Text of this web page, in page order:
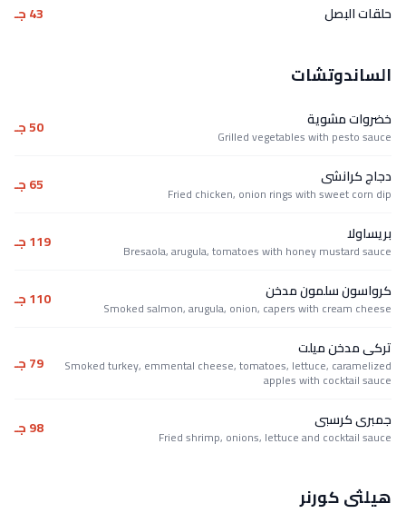
حلقات البصل 43 جـ
الساندوتشات
خضروات مشوية
Grilled vegetables with pesto sauce 50 جـ
دجاج كرانشى
Fried chicken, onion rings with sweet corn dip 65 جـ
بريساولا
Bresaola, arugula, tomatoes with honey mustard sauce 119 جـ
كرواسون سلمون مدخن
Smoked salmon, arugula, onion, capers with cream cheese 110 جـ
تركى مدخن ميلت
Smoked turkey, emmental cheese, tomatoes, lettuce, caramelized
apples with cocktail sauce
79 جـ
جمبرى كرسبى
Fried shrimp, onions, lettuce and cocktail sauce 98 جـ
هيلثى كورنر